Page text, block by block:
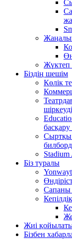
Жүктеп
Біздің шешім
Көлік
Сыртқы
билборд
Stadium
Біз туралы
Сапаны
Жиі
Бізбен